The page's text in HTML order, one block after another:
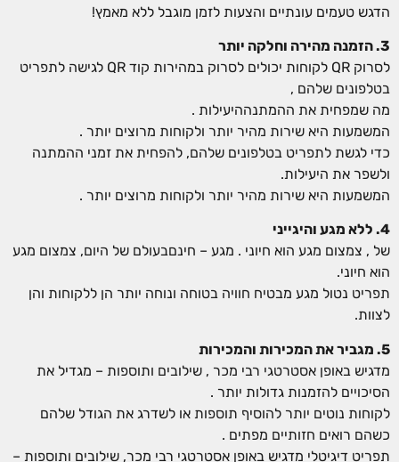
הדגש טעמים עונתיים והצעות לזמן מוגבל ללא מאמץ!
3. הזמנה מהירה וחלקה יותר
לסרוק QR לקוחות יכולים לסרוק במהירות קוד QR לגישה לתפריט
בטלפונים שלהם ,
מה שמפחית את ההמתנההיעילות .
המשמעות היא שירות מהיר יותר ולקוחות מרוצים יותר .
כדי לגשת לתפריט בטלפונים שלהם, להפחית את זמני ההמתנה
ולשפר את היעילות.
המשמעות היא שירות מהיר יותר ולקוחות מרוצים יותר .
4. ללא מגע והיגייני
של , צמצום מגע הוא חיוני . מגע – חינםבעולם של היום, צמצום מגע
הוא חיוני.
תפריט נטול מגע מבטיח חוויה בטוחה ונוחה יותר הן ללקוחות והן
לצוות.
5. מגביר את המכירות והמכירות
מדגיש באופן אסטרטגי רבי מכר , שילובים ותוספות – מגדיל את
הסיכויים להזמנות גדולות יותר .
לקוחות נוטים יותר להוסיף תוספות או לשדרג את הגודל שלהם
כשהם רואים חזותיים מפתים .
תפריט דיגיטלי מדגיש באופן אסטרטגי רבי מכר, שילובים ותוספות –